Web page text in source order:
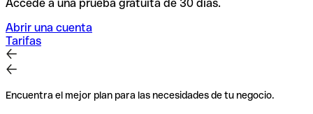
Accede a una prueba gratuita de 30 días.
Abrir una cuenta
Tarifas
Encuentra el mejor plan para las necesidades de tu negocio.